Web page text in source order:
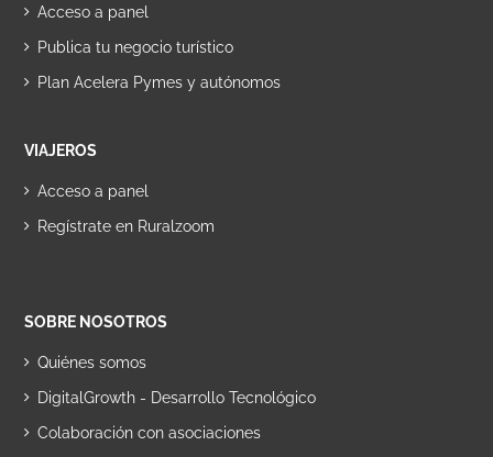
Acceso a panel
Publica tu negocio turístico
Plan Acelera Pymes y autónomos
VIAJEROS
Acceso a panel
Regístrate en Ruralzoom
SOBRE NOSOTROS
Quiénes somos
DigitalGrowth - Desarrollo Tecnológico
Colaboración con asociaciones